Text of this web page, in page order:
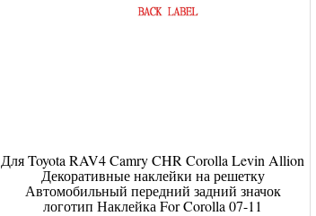
Для Toyota RAV4 Camry CHR Corolla Levin Allion
Декоративные наклейки на решетку
Автомобильный передний задний значок
логотип Наклейка For Corolla 07-11